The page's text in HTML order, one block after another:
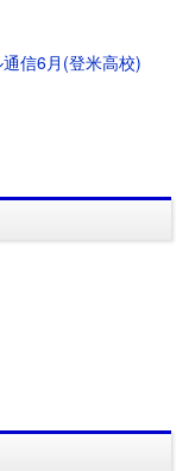
信6月(登米高校)